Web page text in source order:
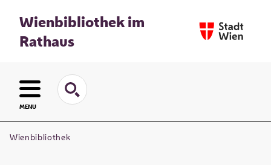
Wienbibliothek im
Rathaus
MENU
Wienbibliothek